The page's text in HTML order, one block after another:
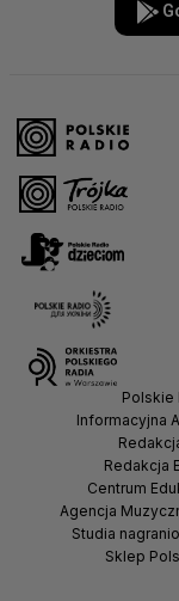
Polskie
Informacyjna
Redakcja
Centrum
Agencja
Studia
Sklep